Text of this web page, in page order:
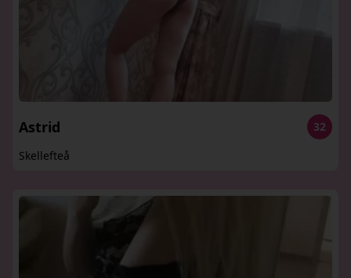
Astrid
32
Skellefteå